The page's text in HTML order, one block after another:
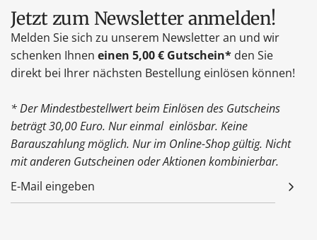
Jetzt zum Newsletter anmelden!
Melden Sie sich zu unserem Newsletter an und wir
schenken Ihnen einen 5,00 € Gutschein* den Sie
direkt bei Ihrer nächsten Bestellung einlösen können!
* Der Mindestbestellwert beim Einlösen des Gutscheins
beträgt 30,00 Euro. Nur einmal einlösbar. Keine
Barauszahlung möglich. Nur im Online-Shop gültig. Nicht
mit anderen Gutscheinen oder Aktionen kombinierbar.